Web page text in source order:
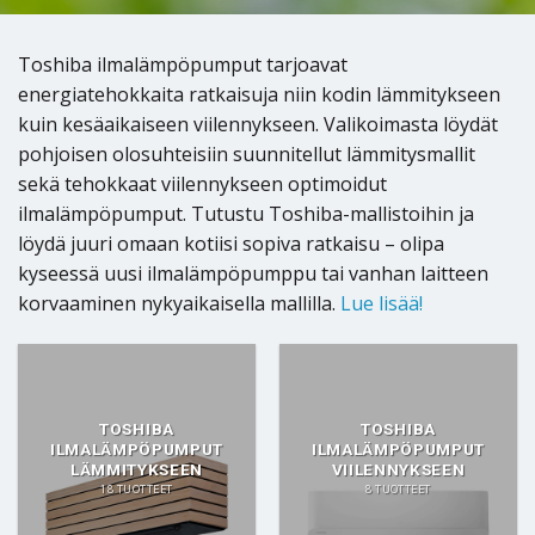
Toshiba ilmalämpöpumput tarjoavat
energiatehokkaita ratkaisuja niin kodin lämmitykseen
kuin kesäaikaiseen viilennykseen. Valikoimasta löydät
pohjoisen olosuhteisiin suunnitellut lämmitysmallit
sekä tehokkaat viilennykseen optimoidut
ilmalämpöpumput. Tutustu Toshiba-mallistoihin ja
löydä juuri omaan kotiisi sopiva ratkaisu – olipa
kyseessä uusi ilmalämpöpumppu tai vanhan laitteen
korvaaminen nykyaikaisella mallilla. Lue lisää!
TOSHIBA
ILMALÄMPÖPUMPUT
LÄMMITYKSEEN
18 TUOTTEET
TOSHIBA
ILMALÄMPÖPUMPUT
VIILENNYKSEEN
8 TUOTTEET